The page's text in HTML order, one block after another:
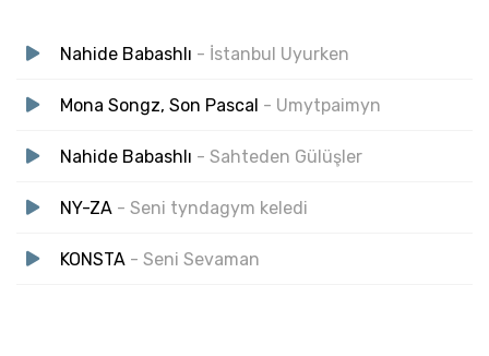
Nahide Babashlı - İstanbul Uyurken
Mona Songz, Son Pascal - Umytpaimyn
Nahide Babashlı - Sahteden Gülüşler
NY-ZA - Seni tyndagym keledi
KONSTA - Seni Sevaman